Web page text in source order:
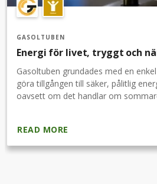
GASOLTUBEN
Energi för livet, tryggt och
Gasoltuben grundades med en
göra tillgången till säker, pålitlig
oavsett om det handlar om
aktörer inom gasol och
fokus på kundservice, säkerhet och
READ MORE